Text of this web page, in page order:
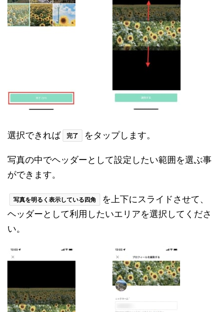
選択できれば 完了 をタップします。
写真の中でヘッダーとして設定したい範囲を選ぶ事
ができます。
写真を明るく表示している四角
を上下にスライドさせて、
ヘッダーとして利用したいエリアを選択してくださ
い。